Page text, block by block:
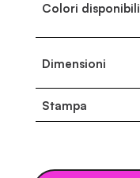
Colori disponibili
Dimensioni
Stampa